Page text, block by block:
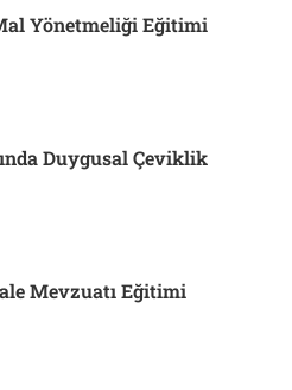
Yönetmeliği Eğitimi
Duygusal Çeviklik
Mevzuatı Eğitimi